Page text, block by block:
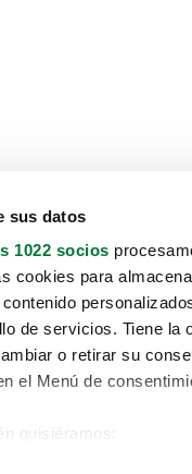
sus datos
1022 socios
cookies para
de servicios. Tiene la
o retirar su
el Menú de
quisiéramos: